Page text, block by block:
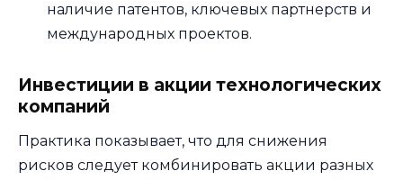
наличие патентов, ключевых партнерств и
международных проектов.
Инвестиции в акции технологических
компаний
Практика показывает, что для снижения
рисков следует комбинировать акции разных